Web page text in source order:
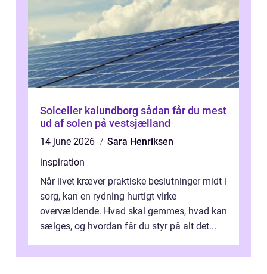
Solceller kalundborg sådan får du mest
ud af solen på vestsjælland
14 june 2026
Sara Henriksen
inspiration
Når livet kræver praktiske beslutninger midt i
sorg, kan en rydning hurtigt virke
overvældende. Hvad skal gemmes, hvad kan
sælges, og hvordan får du styr på alt det...